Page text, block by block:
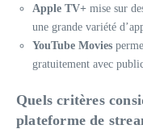
Apple TV+ mise sur
une grande variété
YouTube Movies
gratuitement avec
Quels critères
plateforme de